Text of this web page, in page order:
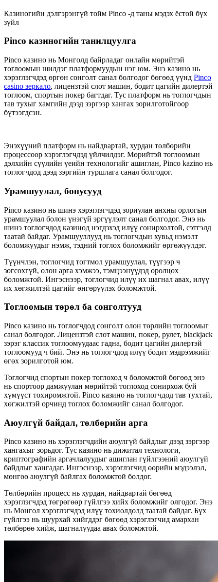
Казиногийн дэлгэрэнгүй тойм Pinco -д таны мэдэх ёстой бүх
зүйл
Pinco казиногийн танилцуулга
Pinco казино нь Монголд байрладаг онлайн мөрийтэй
тоглоомын шилдэг платформуудын нэг юм. Энэ казино нь
хэрэглэгчдэд өргөн сонголт санал болгодог бөгөөд үүнд Pinco
casino зеркало, лицензтэй слот машин, бодит цагийн дилертэй
тоглоом, спортын покер багтдаг. Тус платформ нь тоглогчдын
тав тухыг хамгийн дээд зэргээр хангах зорилготойгоор
бүтээгдсэн.
Энэхүүний платформ нь найдвартай, хурдан төлбөрийн
процессоор хэрэглэгчдэд үйлчилдэг. Мөрийтэй тоглоомын
дэлхийн сүүлийн үеийн технологийг ашиглан, Pinco kazino нь
тоглогчдод дээд зэргийн туршлага санал болгодог.
Урамшуулал, бонусууд
Pinco казино нь шинэ хэрэглэгчдэд зориулан анхны орлогын
урамшуулал болон үнэгүй эргүүлэлт санал болгодог. Энэ нь
шинэ тоглогчдод казинод нэгдэхэд илүү сонирхолтой, сэтгэлд
таатай байдаг. Урамшууллууд нь тоглогчдын хувьд нэмэлт
боломжуудыг нэмж, тэдний тоглох боломжийг өргөжүүлдэг.
Түүнчлэн, тоглогчид тогтмол урамшуулал, түүгээр ч
зогсохгүй, олон арга хэмжээ, тэмцээнүүдэд оролцох
боломжтой. Ингэснээр, тоглогчид илүү их шагнал авах, илүү
их хөгжилтэй цагийг өнгөрүүлэх боломжтой.
Тоглоомын төрөл ба сонголтууд
Pinco казино нь тоглогчдод сонголт олон төрлийн тоглоомыг
санал болгодог. Лицензтэй слот машин, покер, рулет, blackjack
зэрэг классик тоглоомуудаас гадна, бодит цагийн дилертэй
тоглоомууд ч бий. Энэ нь тоглогчдод илүү бодит мэдрэмжийг
өгөх зорилготой юм.
Тоглогчид спортын покер тоглоход ч боломжтой бөгөөд энэ
нь спортоор дамжуулан мөрийтэй тоглоход сонирхож буй
хүмүүст тохиромжтой. Pinco казино нь тоглогчдод тав тухтай,
хөгжилтэй орчинд тоглох боломжийг санал болгодог.
Аюулгүй байдал, төлбөрийн арга
Pinco казино нь хэрэглэгчдийн аюулгүй байдлыг дээд зэргээр
хангахыг зорьдог. Тус казино нь дижитал технологи,
криптографийн аргачлалуудыг ашиглан гүйлгээний аюулгүй
байдлыг хангадаг. Ингэснээр, хэрэглэгчид өөрийн мэдээлэл,
мөнгөө аюулгүй байлгах боломжтой болдог.
Төлбөрийн процесс нь хурдан, найдвартай бөгөөд
хэрэглэгчдэд төгрөгөөр гүйлгээ хийх боломжийг олгодог. Энэ
нь Монгол хэрэглэгчдэд илүү тохиолдолд таатай байдаг. Бүх
гүйлгээ нь шуурхай хийгддэг бөгөөд хэрэглэгчид амархан
төлбөрөө хийж, шагналуудаа авах боломжтой.